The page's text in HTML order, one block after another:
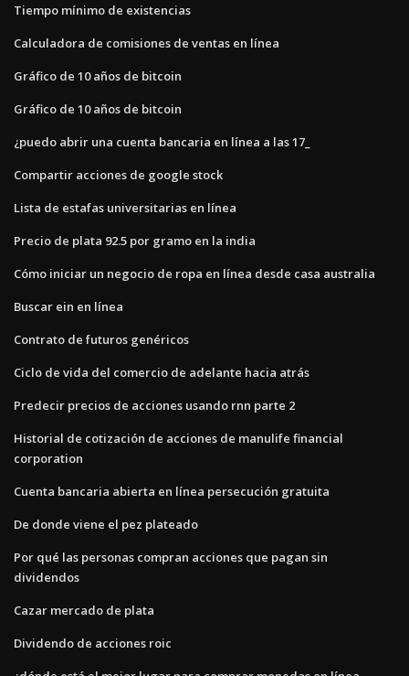
Tiempo mínimo de existencias
Calculadora de comisiones de ventas en línea
Gráfico de 10 años de bitcoin
Gráfico de 10 años de bitcoin
¿puedo abrir una cuenta bancaria en línea a las 17_
Compartir acciones de google stock
Lista de estafas universitarias en línea
Precio de plata 92.5 por gramo en la india
Cómo iniciar un negocio de ropa en línea desde casa australia
Buscar ein en línea
Contrato de futuros genéricos
Ciclo de vida del comercio de adelante hacia atrás
Predecir precios de acciones usando rnn parte 2
Historial de cotización de acciones de manulife financial
corporation
Cuenta bancaria abierta en línea persecución gratuita
De donde viene el pez plateado
Por qué las personas compran acciones que pagan sin
dividendos
Cazar mercado de plata
Dividendo de acciones roic